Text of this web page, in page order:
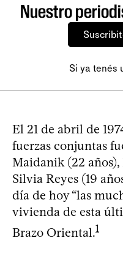
Nuestro
Si ya tenés
El 21 de abril de
fuerzas conjuntas
Maidanik (22 años),
Silvia Reyes (19
día de hoy “las
vivienda de esta
Brazo Oriental.1